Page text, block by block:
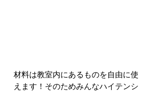
材料は教室内にあるものを自由に使
えます！そのためみんなハイテンシ